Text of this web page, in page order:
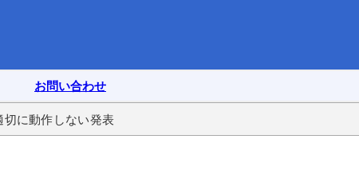
お問い合わせ
に動作しない発表